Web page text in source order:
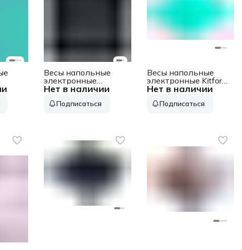
Нет в наличии
Весы напольные
электронные
Scarlett SC-
макс.180кг черный/
Подписаться
Нет в наличии
Весы напольные
электронные Kitfort
КТ-804-1
Подписаться